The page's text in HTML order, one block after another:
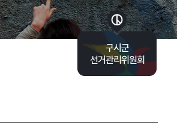
구시군
선거관리위원회
바로가기 목록 열기